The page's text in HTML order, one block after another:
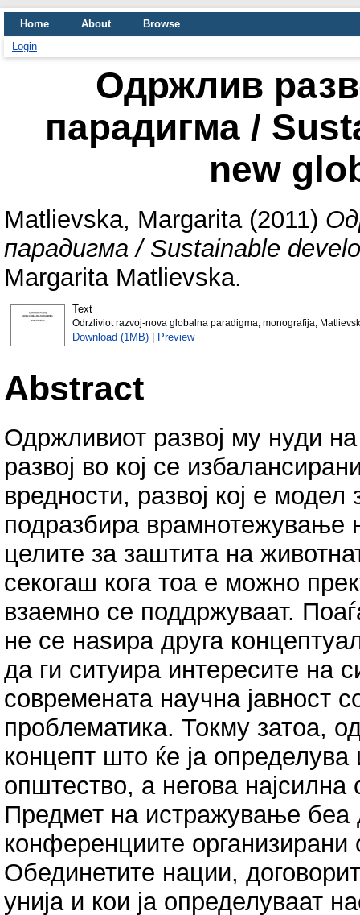
Home About
Browse
Login
Одржлив
парадигма /
new
Matlievska, Margarita(2011)
парадигма / Sustainable
Margarita Matlievska.
Text
Odrzliviot razvoj-nova globalna paradigma, monografija,
Download (1MB)| Preview
Abstract
Одржливиот развој му нуди
развој во кој се
вредности, развој кој е
подразбира врамнотежување
целите за заштита на
секогаш кога тоа е можно
взаемно се поддржуваат.
не се наѕира друга
да ги ситуира интересите на
современата научна јавност
проблематика. Токму затоа,
концепт што ќе ја
општество, а негова
Предмет на истражување беа
конференциите организирани
Обединетите нации,
унија и кои ја определуваат